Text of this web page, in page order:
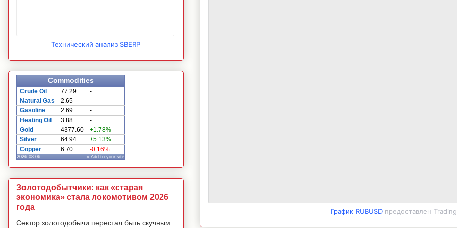
График RUBUSD предоставлен
Технический анализ SBERP
Commodities
Crude Oil 77.29
-
Natural Gas
2.65
-
Gasoline
2.69
-
Heating Oil
3.88
-
Gold
4377.60
+1.78%
Silver
64.94
+5.13%
Copper
6.70 -0.16%
2026.08.06 » Add to your site
Золотодобытчики: как «старая
экономика» стала локомотивом 2026
года
Сектор золотодобычи перестал быть скучным